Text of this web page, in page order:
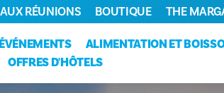
ÉVÉNEMENTS ALIMENTATION ET
OFFRES D'HÔTELS
RÉUNIONS BOUTIQUE THE